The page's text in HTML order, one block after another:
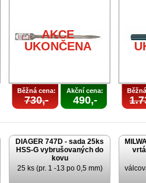
AKCE
UKONČENA
Běžná cena:
730,-
Akční cena:
490,-
DIAGER 747D - sada 25ks
HSS-G vybrušovaných do
kovu
25 ks (pr. 1 -13 po 0,5 mm)